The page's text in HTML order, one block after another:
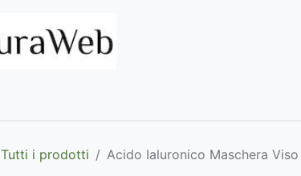
Tutti i prodotti Acido Ialuronico Maschera